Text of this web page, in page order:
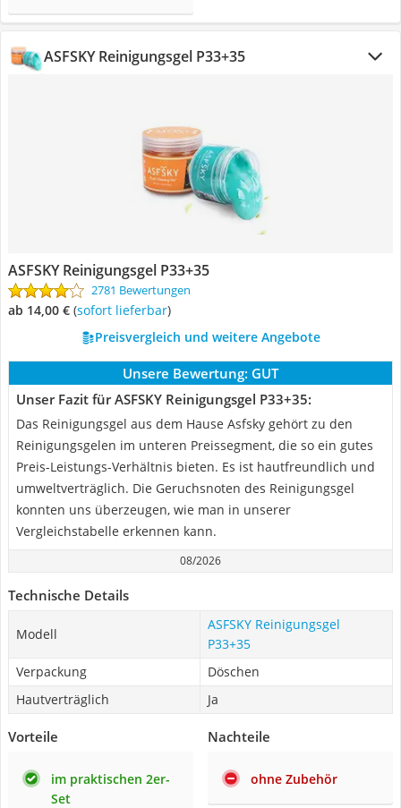
ASFSKY Reinigungsgel P33+35
ASFSKY Reinigungsgel P33+35
2781 Bewertungen
ab 14,00 € ( Sofort lieferbar)
Preisvergleich und weitere Angebote
Unsere Bewertung: GUT
Unser Fazit für ASFSKY Reinigungsgel P33+35:
Das Reinigungsgel aus dem Hause Asfsky gehört zu den
Reinigungsgelen im unteren Preissegment, die so ein gutes
Preis-Leistungs-Verhältnis bieten. Es ist hautfreundlich und
umweltverträglich. Die Geruchsnoten des Reinigungsgel
konnten uns überzeugen, wie man in unserer
Vergleichstabelle erkennen kann.
08/2026
Technische Details
Modell
ASFSKY Reinigungsgel
P33+35
Verpackung
Döschen
Hautverträglich
Ja
Vorteile
im praktischen 2er-
Set
Nachteile
ohne Zubehör